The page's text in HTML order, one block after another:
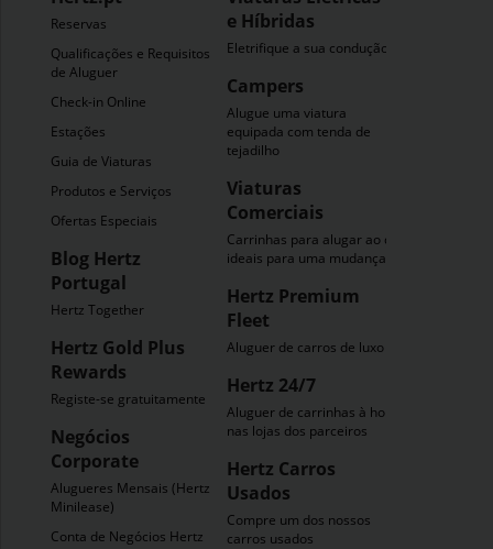
Reservas
Qualificações e Requisitos
de Aluguer
Check-in Online
Estações
Guia de Viaturas
Produtos e Serviços
Ofertas Especiais
Blog Hertz
Portugal
Hertz Together
Hertz Gold Plus
Rewards
Registe-se gratuitamente
Negócios
Corporate
Alugueres Mensais (Hertz
Minilease)
Conta de Negócios Hertz
e Híbridas
Eletrifique a sua condução
Campers
Alugue uma viatura
equipada com tenda de
tejadilho
Viaturas
Comerciais
Carrinhas para alugar ao dia
ideais para uma mudança
Hertz Premium
Fleet
Aluguer de carros de luxo
Hertz 24/7
Aluguer de carrinhas à hora
nas lojas dos parceiros
Hertz Carros
Usados
Compre um dos nossos
carros usados